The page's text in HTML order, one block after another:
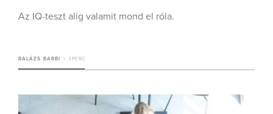
Az IQ-teszt alig valamit mond el róla.
BALÁZS BARBI 3 PERC